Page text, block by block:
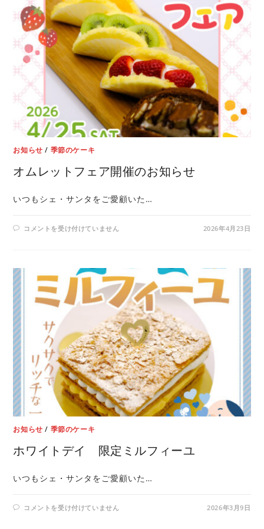
お知らせ / 季節のケーキ
オムレットフェア開催のお知らせ
いつもシェ・サンタをご愛顧いた…
コメントを受け付けていません 2026年4月23日
お知らせ / 季節のケーキ
ホワイトデイ 限定ミルフィーユ
いつもシェ・サンタをご愛顧いた…
コメントを受け付けていません 2026年3月9日